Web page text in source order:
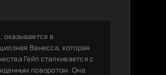
оказывается в
Ванесса, которая
Гейл сталкивается с
поворотом. Она